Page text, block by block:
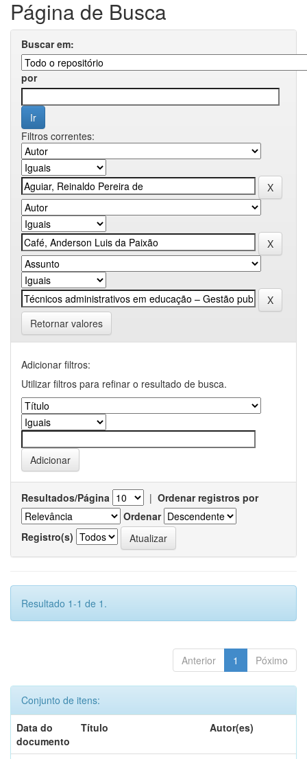
Página de Busca
Buscar em:
por
Filtros correntes:
Retornar valores
Adicionar filtros:
Utilizar filtros para refinar o resultado de busca.
Resultados/Página | Ordenar registros por
Ordenar
Registro(s)
Resultado 1-1 de 1.
Anterior 1 Póximo
Conjunto de itens:
Data do
documento
Título Autor(es)